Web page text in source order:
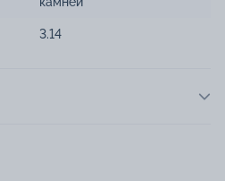
3.14